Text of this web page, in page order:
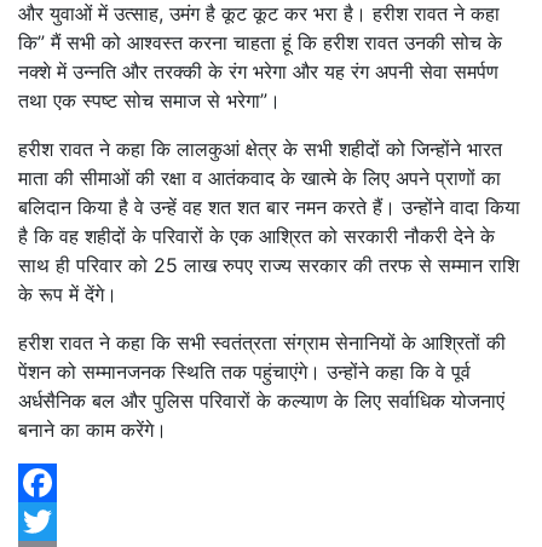
और युवाओं में उत्साह, उमंग है कूट कूट कर भरा है। हरीश रावत ने कहा
कि” मैं सभी को आश्वस्त करना चाहता हूं कि हरीश रावत उनकी सोच के
नक्शे में उन्नति और तरक्की के रंग भरेगा और यह रंग अपनी सेवा समर्पण
तथा एक स्पष्ट सोच समाज से भरेगा”।
हरीश रावत ने कहा कि लालकुआं क्षेत्र के सभी शहीदों को जिन्होंने भारत
माता की सीमाओं की रक्षा व आतंकवाद के खात्मे के लिए अपने प्राणों का
बलिदान किया है वे उन्हें वह शत शत बार नमन करते हैं। उन्होंने वादा किया
है कि वह शहीदों के परिवारों के एक आश्रित को सरकारी नौकरी देने के
साथ ही परिवार को 25 लाख रुपए राज्य सरकार की तरफ से सम्मान राशि
के रूप में देंगे।
हरीश रावत ने कहा कि सभी स्वतंत्रता संग्राम सेनानियों के आश्रितों की
पेंशन को सम्मानजनक स्थिति तक पहुंचाएंगे। उन्होंने कहा कि वे पूर्व
अर्धसैनिक बल और पुलिस परिवारों के कल्याण के लिए सर्वाधिक योजनाएं
बनाने का काम करेंगे।
Facebook